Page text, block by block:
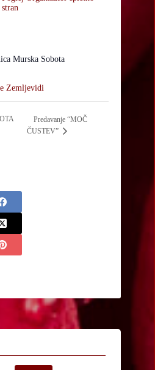
Murska Sobota
Zemljevidi
stran
Predavanje “MOČ
ČUSTEV”